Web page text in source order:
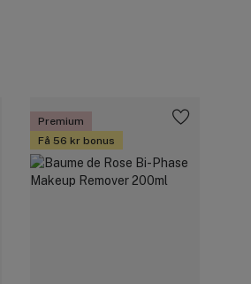
Premium
Få 56 kr bonus